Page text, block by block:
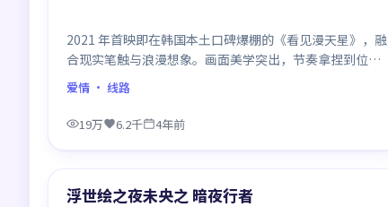
2021 年首映即在韩国本土口碑爆棚的《看见漫天星》，融
合现实笔触与浪漫想象。画面美学突出，节奏拿捏到位，
是当年话题度居高不下的代表作。
爱情 · 线路
19万 6.2千 4年前
精选
浮世绘之夜未央之 暗夜行者